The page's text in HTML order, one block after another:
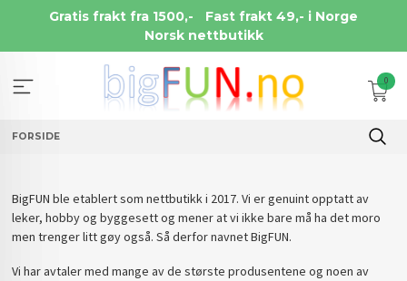
Gratis frakt fra 1500,-
Fast frakt 49,- i Norge
Norsk nettbutikk
0
FORSIDE
BigFUN ble etablert som nettbutikk i 2017. Vi er genuint opptatt av
leker, hobby og byggesett og mener at vi ikke bare må ha det moro
men trenger litt gøy også. Så derfor navnet BigFUN.
Vi har avtaler med mange av de største produsentene og noen av